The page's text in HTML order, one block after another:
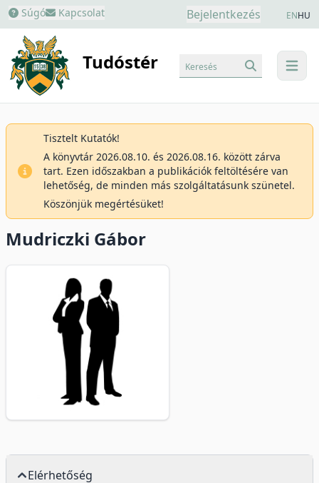
Súgó Kapcsolat Bejelentkezés ENHU
Tudóstér menu
Keresés
Tisztelt Kutatók!
A könyvtár 2026.08.10. és 2026.08.16. között zárva
tart. Ezen időszakban a publikációk feltöltésére van
lehetőség, de minden más szolgáltatásunk szünetel.
Köszönjük megértésüket!
Mudriczki Gábor
Elérhetőség